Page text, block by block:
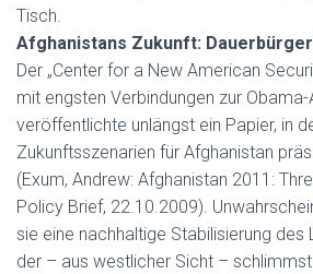
Tisch.
Afghanistans Zukunft:
Der „Center for a New American
mit engsten Verbindungen zur
veröffentlichte unlängst ein Papier, in
Zukunftsszenarien für Afghanistan
(Exum, Andrew: Afghanistan 2011:
Policy Brief, 22.10.2009).
sie eine nachhaltige Stabilisierung des
der – aus westlicher Sicht –